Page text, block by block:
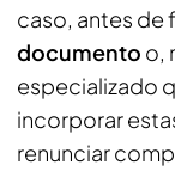
caso, antes de
documento o,
especializado
incorporar
renunciar